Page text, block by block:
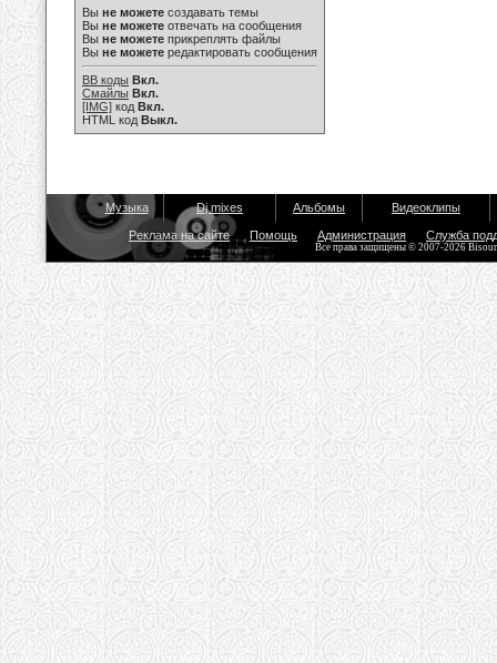
Вы не можете создавать темы
Вы не можете отвечать на сообщения
Вы не можете прикреплять файлы
Вы не можете редактировать сообщения
BB коды Вкл.
Смайлы Вкл.
[IMG] код Вкл.
HTML код Выкл.
Музыка Dj mixes Альбомы Видеоклипы
Реклама на сайте Помощь Администрация Служба
Все права защищены © 2007-2026